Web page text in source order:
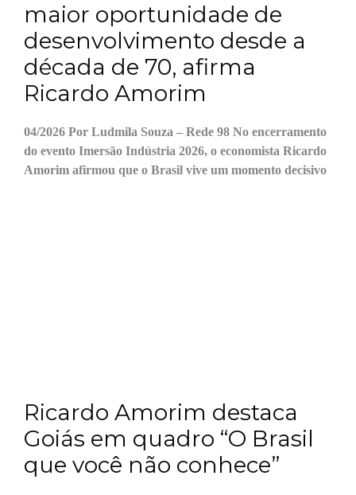
maior oportunidade de
desenvolvimento desde a
década de 70, afirma
Ricardo Amorim
04/2026 Por Ludmila Souza – Rede 98 No encerramento
do evento Imersão Indústria 2026, o economista Ricardo
Amorim afirmou que o Brasil vive um momento decisivo
Ricardo Amorim destaca
Goiás em quadro “O Brasil
que você não conhece”